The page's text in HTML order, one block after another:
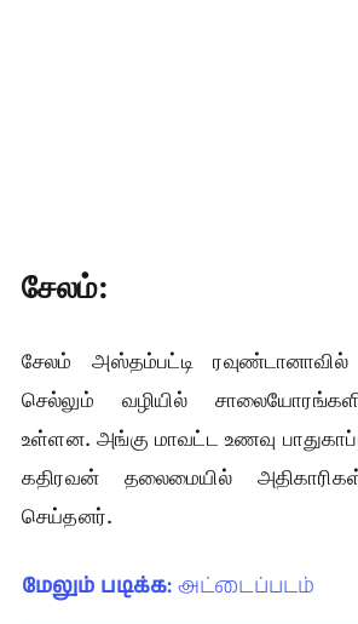
சேலம்:
சேலம் அஸ்தம்பட்டி ரவுண்டானாவில்
செல்லும் வழியில்
உள்ளன. அங்கு மாவட்ட உணவு
கதிரவன் தலைமையில்
செய்தனர்.
மேலும் படிக்க: அட்டைப்படம்